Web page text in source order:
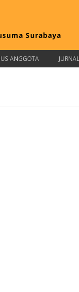
Surabaya
ANGGOTA JURNAL